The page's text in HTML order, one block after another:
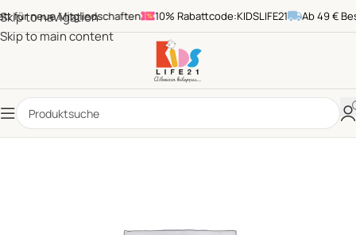
Skip to navigation
Skip to main content
neue Mitgliedschaften 10% Rabattcode:KIDSLIFE21 Ab 49 €